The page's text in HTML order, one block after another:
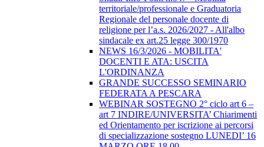
territoriale/professionale e Graduatoria
Regionale del personale docente di
religione per l’a.s. 2026/2027 - All'albo
sindacale ex art.25 legge 300/1970
NEWS 16/3/2026 - MOBILITA'
DOCENTI E ATA: USCITA
L'ORDINANZA
GRANDE SUCCESSO SEMINARIO
FEDERATA A PESCARA
WEBINAR SOSTEGNO 2° ciclo art 6 –
art 7 INDIRE/UNIVERSITA’ Chiarimenti
ed Orientamento per iscrizione ai percorsi
di specializzazione sostegno LUNEDI’ 16